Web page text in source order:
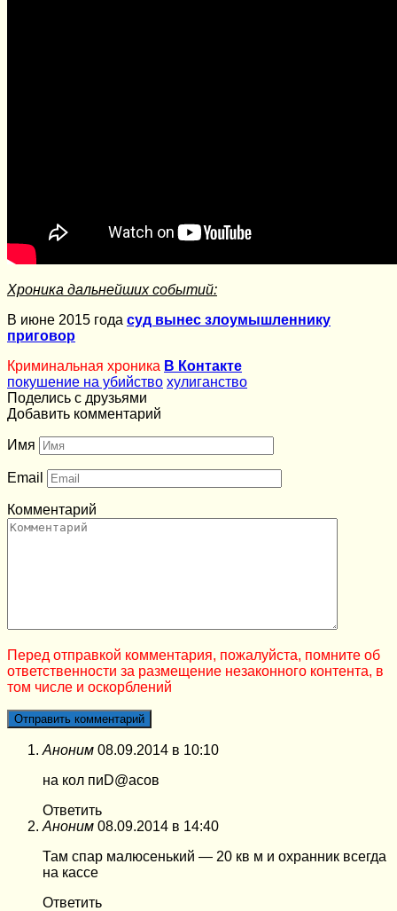
Хроника дальнейших событий:
В июне 2015 года суд вынес злоумышленнику
приговор
Криминальная хроника В Контакте
покушение на убийство хулиганство
Поделись с друзьями
Добавить комментарий
Имя
Email
Комментарий
Перед отправкой комментария, пожалуйста, помните об
ответственности за размещение незаконного контента, в
том числе и оскорблений
Аноним 08.09.2014 в 10:10
на кол пиD@асов
Ответить
Аноним 08.09.2014 в 14:40
Там спар малюсенький — 20 кв м и охранник всегда
на кассе
Ответить